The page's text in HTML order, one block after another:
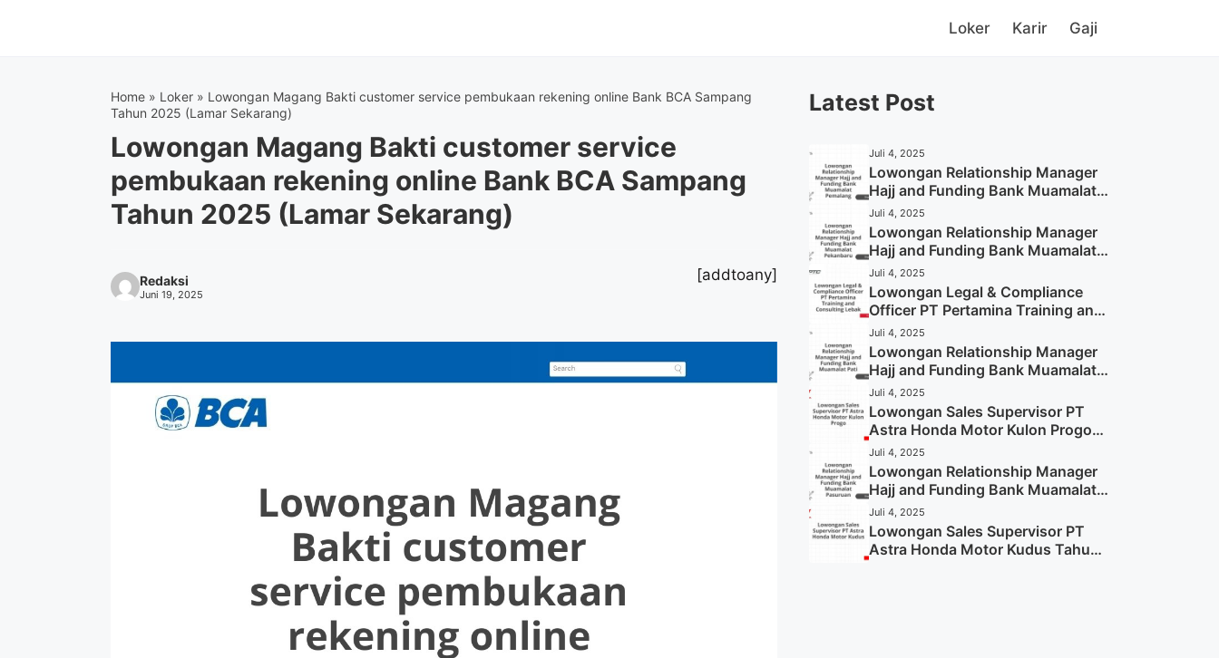
Loker Karir Gaji
Home » Loker » Lowongan Magang Bakti customer service pembukaan rekening online Bank BCA Sampang
Tahun 2025 (Lamar Sekarang)
Lowongan Magang Bakti customer service
pembukaan rekening online Bank BCA Sampang
Tahun 2025 (Lamar Sekarang)
Redaksi
Juni 19, 2025
[addtoany]
Latest Post
Juli 4, 2025
Lowongan Relationship Manager
Hajj and Funding Bank Muamalat
Pemalang Tahun 2025
Juli 4, 2025
Lowongan Relationship Manager
Hajj and Funding Bank Muamalat
Pekanbaru Tahun 2025 (Apply
Now)
Juli 4, 2025
Lowongan Legal & Compliance
Officer PT Pertamina Training and
Consulting Lebak Tahun 2025
(Apply Now)
Juli 4, 2025
Lowongan Relationship Manager
Hajj and Funding Bank Muamalat
Pati Tahun 2025 (Lamar
Sekarang)
Juli 4, 2025
Lowongan Sales Supervisor PT
Astra Honda Motor Kulon Progo
Tahun 2025 (Resmi)
Juli 4, 2025
Lowongan Relationship Manager
Hajj and Funding Bank Muamalat
Pasuruan Tahun 2025 (Apply
Now)
Juli 4, 2025
Lowongan Sales Supervisor PT
Astra Honda Motor Kudus Tahun